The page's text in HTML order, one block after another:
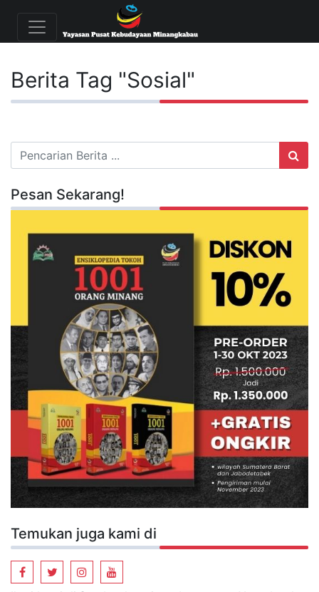
Berita Tag "Sosial"
Pesan Sekarang!
Temukan juga kami di